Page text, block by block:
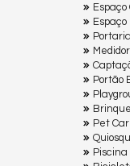
Portão
Pet
Piscina